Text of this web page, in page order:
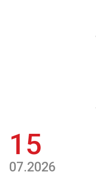
15
07.2026